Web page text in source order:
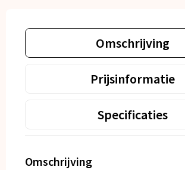
Omschrijving
Prijsinformatie
Specificaties
Omschrijving